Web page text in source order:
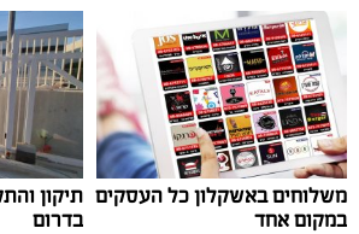
משלוחים באשקלון כל העסקים
במקום אחד
תיקון
בדרום